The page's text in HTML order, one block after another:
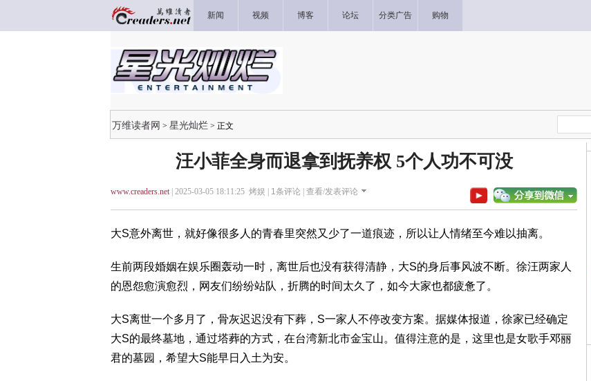
新闻 视频 博客 论坛 分类广告 购物
万维读者网 > 星光灿烂 > 正文
汪小菲全身而退拿到抚养权 5个人功不可没
www.creaders.net| 2025-03-05 18:11:25 烤娱 | 1条评论 | 查看/发表评论
大S意外离世，就好像很多人的青春里突然又少了一道痕迹，所以让人情绪至今难以抽离。
生前两段婚姻在娱乐圈轰动一时，离世后也没有获得清静，大S的身后事风波不断。徐汪两家人
的恩怨愈演愈烈，网友们纷纷站队，折腾的时间太久了，如今大家也都疲惫了。
大S离世一个多月了，骨灰迟迟没有下葬，S一家人不停改变方案。据媒体报道，徐家已经确定
大S的最终墓地，通过塔葬的方式，在台湾新北市金宝山。值得注意的是，这里也是女歌手邓丽
君的墓园，希望大S能早日入土为安。